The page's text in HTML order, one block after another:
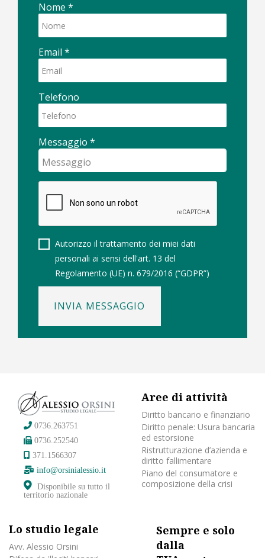
Nome *
Email *
Telefono
Messaggio *
Autorizzo il trattamento dei miei dati
personali ai sensi dell'art. 13 del
Regolamento (UE) n. 679/2016 (“GDPR”)
INVIA MESSAGGIO
0736.263751
0736.252540
371.1566307
info@orsinialessio.it
Disponibile su tutto il
territorio nazionale
Aree di attività
Diritto bancario e finanziario
Diritto penale: Usura bancaria
ed estorsione
Ristrutturazione d’azienda e
diritto fallimentare
Piano del consumatore e
composizione della crisi
Lo studio legale
Avv. Alessio Orsini
Sempre e solo
dalla